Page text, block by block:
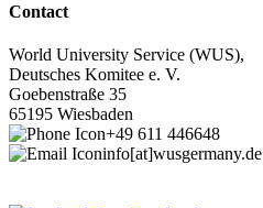
Contact
World University Service (WUS),
Deutsches Komitee e. V.
Goebenstraße 35
65195 Wiesbaden
+49 611 446648
info[at]wusgermany.de